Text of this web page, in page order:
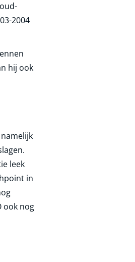
2004
hij ook
leek
in
ook nog